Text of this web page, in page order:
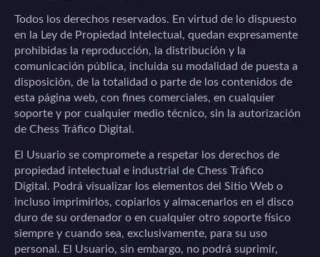
Todos los derechos reservados. En virtud de lo dispuesto
en la Ley de Propiedad Intelectual, quedan expresamente
prohibidas la reproducción, la distribución y la
comunicación pública, incluida su modalidad de puesta a
disposición, de la totalidad o parte de los contenidos de
esta página web, con fines comerciales, en cualquier
soporte y por cualquier medio técnico, sin la autorización
de Chess Tráfico Digital.
El Usuario se compromete a respetar los derechos de
propiedad intelectual e industrial de Chess Tráfico
Digital. Podrá visualizar los elementos del Sitio Web o
incluso imprimirlos, copiarlos y almacenarlos en el disco
duro de su ordenador o en cualquier otro soporte físico
siempre y cuando sea, exclusivamente, para su uso
personal. El Usuario, sin embargo, no podrá suprimir,